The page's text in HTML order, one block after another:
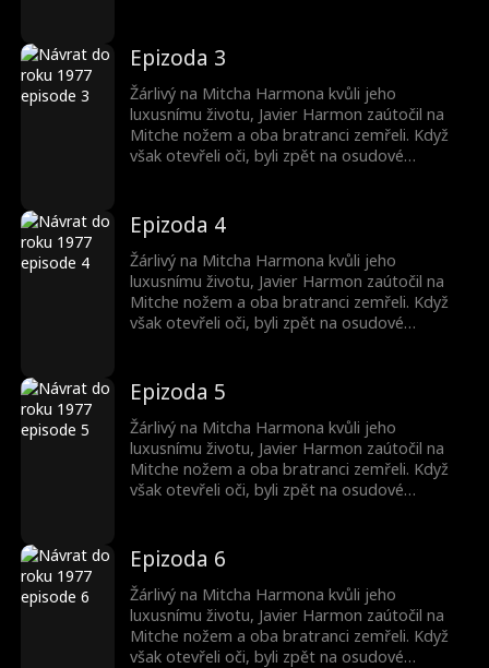
na svůj minulý život si Javier vzal Patsy
Reevesovou, adoptovanou dívku, místo aby si
vyměnil nevěsty s Mitchem. Myslel si, že
Mitchovu budoucnost ukradne, ale jen se
propadl hlouběji do neštěstí. Mezitím Mitch
vybudoval život bohatší na lásku, smysl a
Epizoda 3
Žárlivý na Mitcha Harmona kvůli jeho
luxusnímu životu, Javier Harmon zaútočil na
Mitche nožem a oba bratranci zemřeli. Když
však otevřeli oči, byli zpět na osudové
na svůj minulý život si Javier vzal Patsy
Reevesovou, adoptovanou dívku, místo aby si
vyměnil nevěsty s Mitchem. Myslel si, že
Mitchovu budoucnost ukradne, ale jen se
propadl hlouběji do neštěstí. Mezitím Mitch
vybudoval život bohatší na lásku, smysl a
Epizoda 4
Žárlivý na Mitcha Harmona kvůli jeho
luxusnímu životu, Javier Harmon zaútočil na
Mitche nožem a oba bratranci zemřeli. Když
však otevřeli oči, byli zpět na osudové
na svůj minulý život si Javier vzal Patsy
Reevesovou, adoptovanou dívku, místo aby si
vyměnil nevěsty s Mitchem. Myslel si, že
Mitchovu budoucnost ukradne, ale jen se
propadl hlouběji do neštěstí. Mezitím Mitch
vybudoval život bohatší na lásku, smysl a
Epizoda 5
Žárlivý na Mitcha Harmona kvůli jeho
luxusnímu životu, Javier Harmon zaútočil na
Mitche nožem a oba bratranci zemřeli. Když
však otevřeli oči, byli zpět na osudové
na svůj minulý život si Javier vzal Patsy
Reevesovou, adoptovanou dívku, místo aby si
vyměnil nevěsty s Mitchem. Myslel si, že
Mitchovu budoucnost ukradne, ale jen se
propadl hlouběji do neštěstí. Mezitím Mitch
vybudoval život bohatší na lásku, smysl a
Epizoda 6
Žárlivý na Mitcha Harmona kvůli jeho
luxusnímu životu, Javier Harmon zaútočil na
Mitche nožem a oba bratranci zemřeli. Když
však otevřeli oči, byli zpět na osudové